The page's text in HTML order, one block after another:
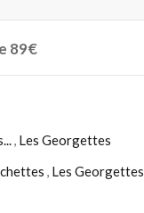
89€
, Les Georgettes
, Les Georgettes